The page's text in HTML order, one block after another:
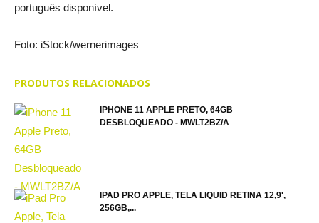
português disponível.
Foto: iStock/wernerimages
PRODUTOS RELACIONADOS
IPHONE 11 APPLE PRETO, 64GB
DESBLOQUEADO - MWLT2BZ/A
IPAD PRO APPLE, TELA LIQUID RETINA 12,9',
256GB,...